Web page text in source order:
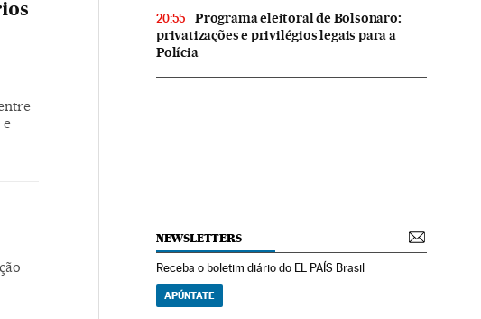
e
20:55
Programa eleitoral de Bolsonaro:
privatizações e privilégios legais para a
Polícia
NEWSLETTERS
Receba o boletim diário do EL PAÍS Brasil
APÚNTATE